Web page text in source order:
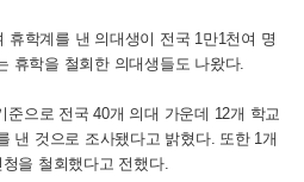
휴학계를 낸 의대생이 전국 1만1천여 명
휴학을 철회한 의대생들도 나왔다.
준으로 전국 40개 의대 가운데 12개 학교
낸 것으로 조사됐다고 밝혔다. 또한 1개
을 철회했다고 전했다.